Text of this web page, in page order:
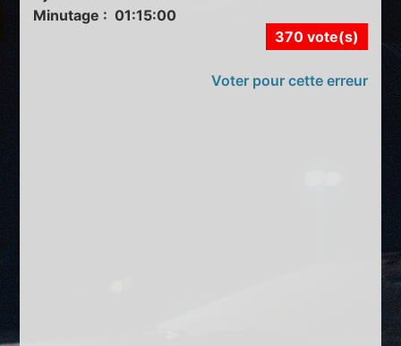
Minutage : 01:15:00
370 vote(s)
Voter pour cette erreur